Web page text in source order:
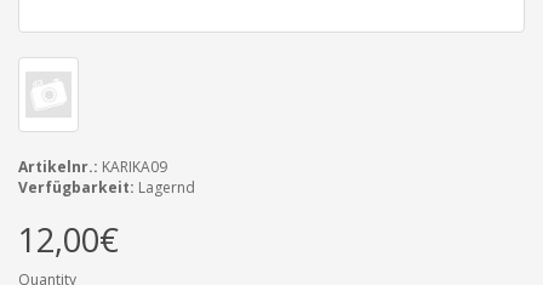
Artikelnr.: KARIKA09
Verfügbarkeit: Lagernd
12,00€
Quantity